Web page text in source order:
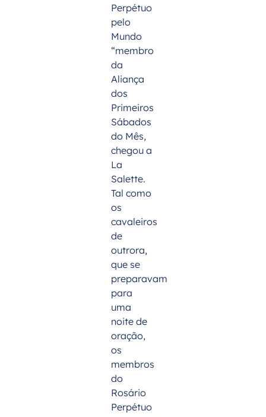
Perpétuo
pelo
Mundo
“membro
da
Aliança
dos
Primeiros
Sábados
do Mês,
chegou a
La
Salette.
Tal como
os
cavaleiros
de
outrora,
que se
preparavam
para
uma
noite de
oração,
os
membros
do
Rosário
Perpétuo